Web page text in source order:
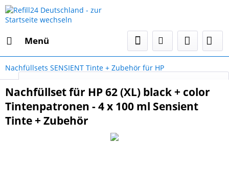
Menü
Nachfüllsets SENSIENT Tinte + Zubehör für HP
Nachfüllset für HP 62 (XL) black + color
Tintenpatronen - 4 x 100 ml Sensient
Tinte + Zubehör